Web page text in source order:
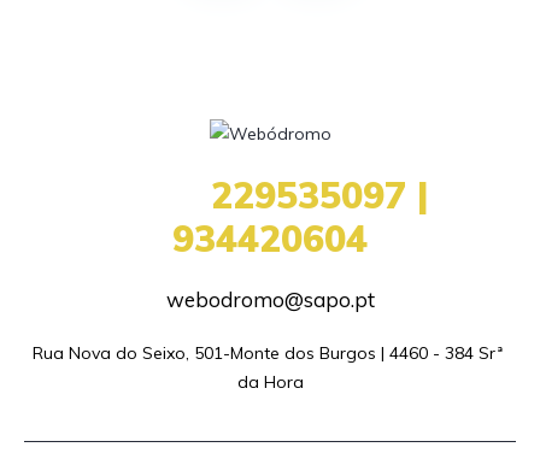
229535097 |
934420604
webodromo@sapo.pt
Rua Nova do Seixo, 501-Monte dos Burgos | 4460 - 384 Srª
da Hora